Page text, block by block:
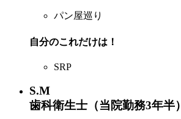
パン屋巡り
自分のこれだけは！
SRP
S.M
歯科衛生士（当院勤務3年半）